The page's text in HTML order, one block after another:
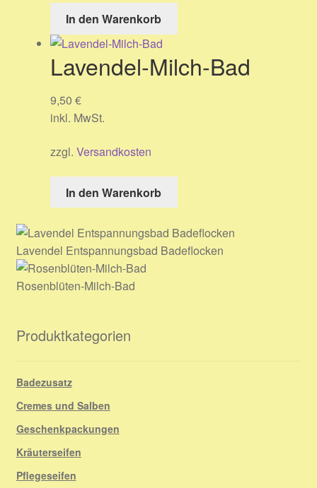
In den Warenkorb
Lavendel-Milch-Bad
9,50 €
inkl. MwSt.
zzgl. Versandkosten
In den Warenkorb
Lavendel Entspannungsbad Badeflocken
Rosenblüten-Milch-Bad
Produktkategorien
Badezusatz
Cremes und Salben
Geschenkpackungen
Kräuterseifen
Pflegeseifen